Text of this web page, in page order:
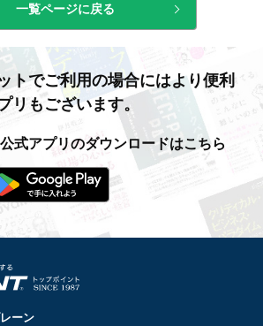
一覧ページに戻る
トでご利用の場合にはより便利
リもございます。
式アプリのダウンロードはこちら
ーン